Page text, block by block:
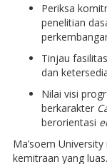
Periksa
penelitian
Tinjau
dan
Nilai visi
berkarakter
berorientasi
Ma’soem
kemitraan yang